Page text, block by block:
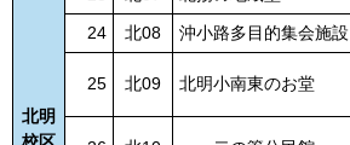
北明
24
北08 沖小路多目的集会施設
25 北09 北明小南東のお堂